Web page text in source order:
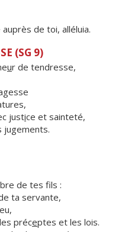
de toi, alléluia.
(SG 9)
ur de tendresse,
justice et sainteté,
jugements.
de tes fils :
ta servante,
préceptes et les lois.